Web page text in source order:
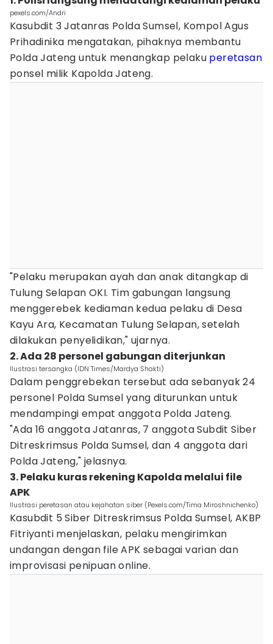
pexels.com/Andri
Kasubdit 3 Jatanras Polda Sumsel, Kompol Agus
Prihadinika mengatakan, pihaknya membantu
Polda Jateng untuk menangkap pelaku peretasan
ponsel milik Kapolda Jateng.
"Pelaku merupakan ayah dan anak ditangkap di
Tulung Selapan OKI. Tim gabungan langsung
menggerebek kediaman kedua pelaku di Desa
Kayu Ara, Kecamatan Tulung Selapan, setelah
dilakukan penyelidikan," ujarnya.
2. Ada 28 personel gabungan diterjunkan
Ilustrasi tersangka (IDN Times/Mardya Shakti)
Dalam penggrebekan tersebut ada sebanyak 24
personel Polda Sumsel yang diturunkan untuk
mendampingi empat anggota Polda Jateng.
"Ada 16 anggota Jatanras, 7 anggota Subdit Siber
Ditreskrimsus Polda Sumsel, dan 4 anggota dari
Polda Jateng," jelasnya.
3. Pelaku kuras rekening Kapolda melalui file
APK
Ilustrasi peretasan atau kejahatan siber (Pexels.com/Tima Miroshnichenko)
Kasubdit 5 Siber Ditreskrimsus Polda Sumsel, AKBP
Fitriyanti menjelaskan, pelaku mengirimkan
undangan dengan file APK sebagai varian dan
improvisasi penipuan online.